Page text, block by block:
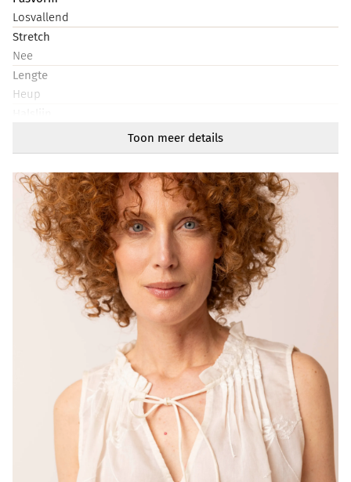
Losvallend
Stretch
Nee
Lengte
Heup
Mouwlengte
Mouwloos
Artikelnummer
218855-102
Toon meer details